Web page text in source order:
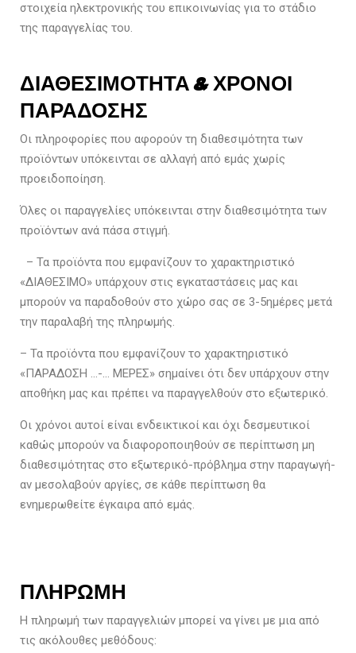
στοιχεία ηλεκτρονικής του επικοινωνίας για το στάδιο
της παραγγελίας του.
ΔΙΑΘΕΣΙΜΟΤΗΤΑ & ΧΡΟΝΟΙ
ΠΑΡΑΔΟΣΗΣ
Οι πληροφορίες που αφορούν τη διαθεσιμότητα των
προϊόντων υπόκεινται σε αλλαγή από εμάς χωρίς
προειδοποίηση.
Όλες οι παραγγελίες υπόκεινται στην διαθεσιμότητα των
προϊόντων ανά πάσα στιγμή.
– Τα προϊόντα που εμφανίζουν το χαρακτηριστικό
«ΔΙΑΘΕΣΙΜΟ» υπάρχουν στις εγκαταστάσεις μας και
μπορούν να παραδοθούν στο χώρο σας σε 3-5ημέρες μετά
την παραλαβή της πληρωμής.
– Τα προϊόντα που εμφανίζουν το χαρακτηριστικό
«ΠΑΡΑΔΟΣΗ …-… ΜΕΡΕΣ» σημαίνει ότι δεν υπάρχουν στην
αποθήκη μας και πρέπει να παραγγελθούν στο εξωτερικό.
Οι χρόνοι αυτοί είναι ενδεικτικοί και όχι δεσμευτικοί
καθώς μπορούν να διαφοροποιηθούν σε περίπτωση μη
διαθεσιμότητας στο εξωτερικό-πρόβλημα στην παραγωγή-
αν μεσολαβούν αργίες, σε κάθε περίπτωση θα
ενημερωθείτε έγκαιρα από εμάς.
ΠΛΗΡΩΜΗ
Η πληρωμή των παραγγελιών μπορεί να γίνει με μια από
τις ακόλουθες μεθόδους: